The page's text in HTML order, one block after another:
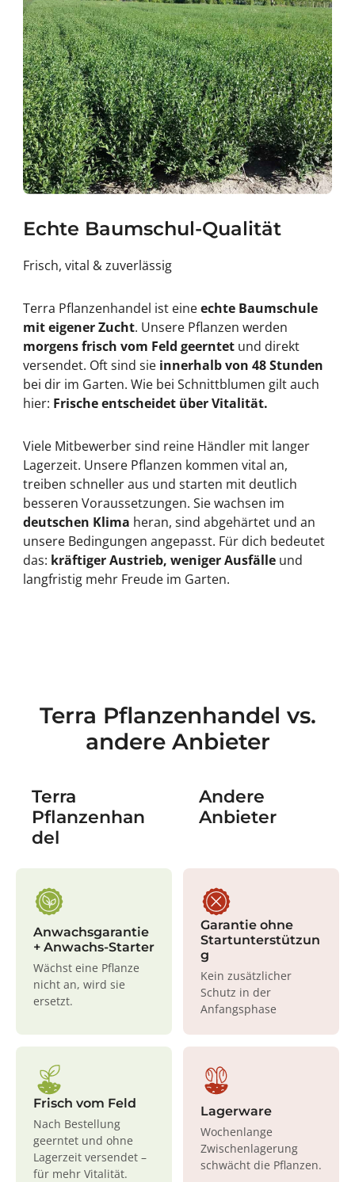
Echte Baumschul-Qualität
Frisch, vital & zuverlässig
Terra Pflanzenhandel ist eineechte Baumschule
mit eigener Zucht. Unsere Pflanzen werden
morgens frisch vom Feld geerntetund direkt
versendet. Oft sind sie innerhalb von 48 Stunden
bei dir im Garten. Wie bei Schnittblumen gilt auch
hier: Frische entscheidet über Vitalität.
Viele Mitbewerber sind reine Händler mit langer
Lagerzeit. Unsere Pflanzen kommen vital an,
treiben schneller aus und starten mit deutlich
besseren Voraussetzungen. Sie wachsen im
deutschen Klima heran, sind abgehärtet und an
unsere Bedingungen angepasst. Für dich bedeutet
das: kräftiger Austrieb, weniger Ausfälle und
langfristig mehr Freude im Garten.
Terra Pflanzenhandel vs.
andere Anbieter
Terra
Pflanzenhan
del
Andere
Anbieter
Anwachsgarantie
+ Anwachs-Starter
Wächst eine Pflanze
nicht an, wird sie
ersetzt.
Garantie ohne
Startunterstützun
g
Kein zusätzlicher
Schutz in der
Anfangsphase
Frisch vom Feld
Nach Bestellung
geerntet und ohne
Lagerzeit versendet –
für mehr Vitalität.
Lagerware
Wochenlange
Zwischenlagerung
schwächt die Pflanzen.